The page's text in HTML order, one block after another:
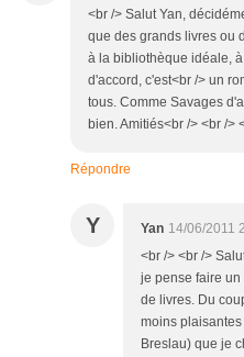
<br /> Salut Yan,
que des grands livres ou
à la bibliothèque idéale,
d'accord, c'est<br /> un
tous. Comme Savages
bien. Amitiés<br /> <br />
Répondre
Y Yan 14/06/2011
<br /> <br />
je pense faire un
de livres. Du
moins
Breslau) que je